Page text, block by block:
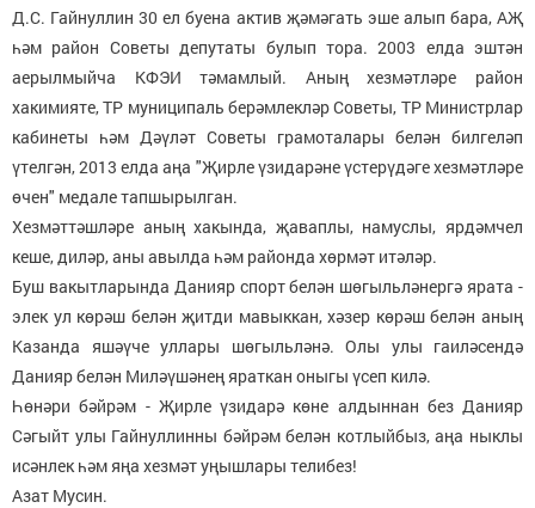
Д.С. Гайнуллин 30 ел буена актив җәмәгать эше алып бара, АҖ
һәм район Советы депутаты булып тора. 2003 елда эштән
аерылмыйча КФЭИ тәмамлый. Аның хезмәтләре район
хакимияте, ТР муниципаль берәмлекләр Советы, ТР Министрлар
кабинеты һәм Дәүләт Советы грамоталары белән билгеләп
үтелгән, 2013 елда аңа "Җирле үзидарәне үстерүдәге хезмәтләре
өчен" медале тапшырылган.
Хезмәттәшләре аның хакында, җаваплы, намуслы, ярдәмчел
кеше, диләр, аны авылда һәм районда хөрмәт итәләр.
Буш вакытларында Данияр спорт белән шөгыльләнергә ярата -
элек ул көрәш белән җитди мавыккан, хәзер көрәш белән аның
Казанда яшәүче уллары шөгыльләнә. Олы улы гаиләсендә
Данияр белән Миләүшәнең яраткан оныгы үсеп килә.
Һөнәри бәйрәм - Җирле үзидарә көне алдыннан без Данияр
Сәгыйт улы Гайнуллинны бәйрәм белән котлыйбыз, аңа ныклы
исәнлек һәм яңа хезмәт уңышлары телибез!
Азат Мусин.